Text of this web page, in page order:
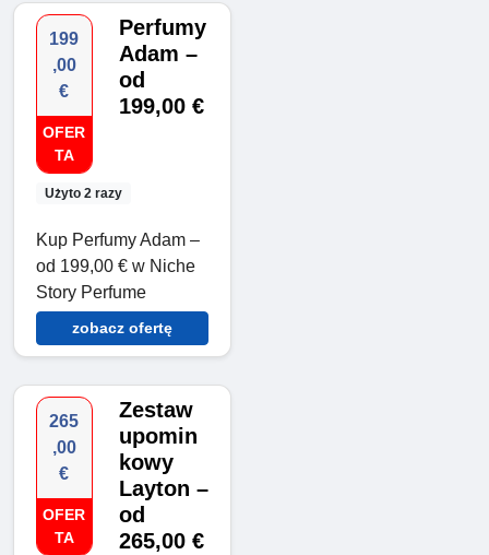
199
,00
€
OFER
TA
Użyto 2 razy
Perfumy
Adam –
od
199,00 €
Kup Perfumy Adam –
od 199,00 € w Niche
Story Perfume
zobacz ofertę
265
,00
€
OFER
TA
Zestaw
upomin
kowy
Layton –
od
265,00 €